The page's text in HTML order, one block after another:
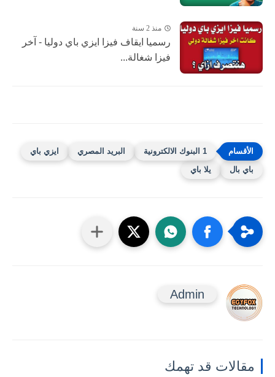
منذ 2 سنة
رسميا ايقاف فيزا ايزي باي دوليا - آخر
فيزا شغالة...
1 البنوك الالكترونية البريد المصري
ايزي باي
باي بال
يلا باي
Admin
مقالات قد تهمك